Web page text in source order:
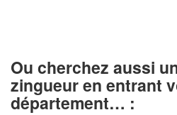
Ou cherchez aussi
zingueur en entrant
département… :